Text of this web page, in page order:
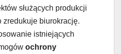
służących produkcji
zredukuje biurokrację.
istniejących
ochrony